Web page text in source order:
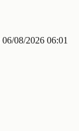
06/08/2026 06:01